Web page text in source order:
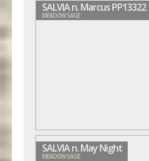
SALVIA n. Marcus PP13322
MEADOW SAGE
SALVIA n. May Night
MEADOW SAGE